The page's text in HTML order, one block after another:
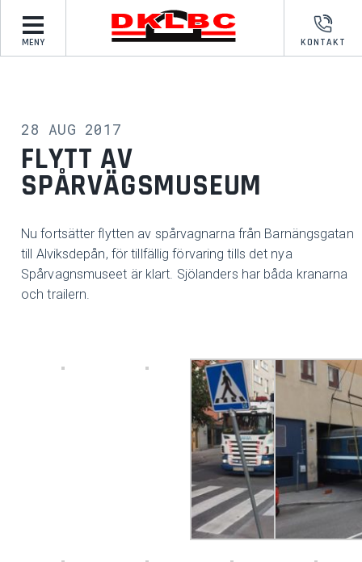
MENY KONTAKT
28 AUG 2017
FLYTT AV
SPÅRVÄGSMUSEUM
Nu fortsätter flytten av spårvagnarna från Barnängsgatan
till Alviksdepån, för tillfällig förvaring tills det nya
Spårvagnsmuseet är klart. Sjölanders har båda kranarna
och trailern.